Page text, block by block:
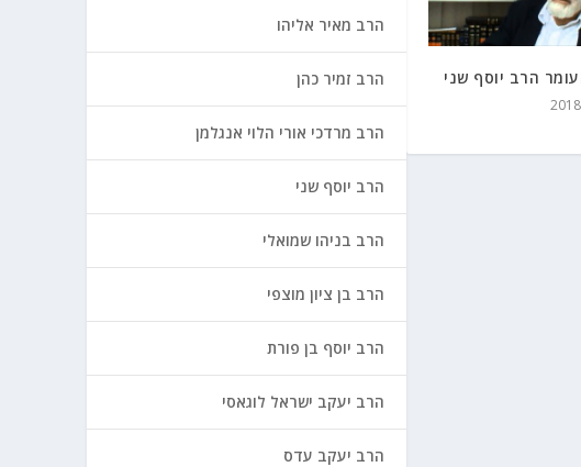
הרב יוסף שני
הרב מאיר אליהו
הרב זמיר כהן
הרב מרדכי אורי הלוי אנגלמן
הרב יוסף שני
הרב בניהו שמואלי
הרב בן ציון מוצפי
הרב יוסף בן פורת
הרב יעקב ישראל לוגאסי
הרב יעקב עדס